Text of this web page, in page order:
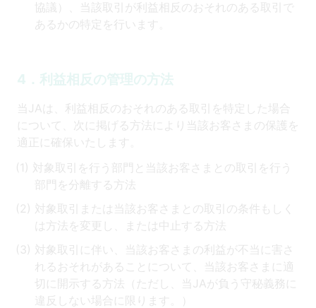
協議）、当該取引が利益相反のおそれのある取引で
あるかの特定を行います。
4．利益相反の管理の方法
当JAは、利益相反のおそれのある取引を特定した場合
について、次に掲げる方法により当該お客さまの保護を
適正に確保いたします。
対象取引を行う部門と当該お客さまとの取引を行う
部門を分離する方法
対象取引または当該お客さまとの取引の条件もしく
は方法を変更し、または中止する方法
対象取引に伴い、当該お客さまの利益が不当に害さ
れるおそれがあることについて、当該お客さまに適
切に開示する方法（ただし、当JAが負う守秘義務に
違反しない場合に限ります。）